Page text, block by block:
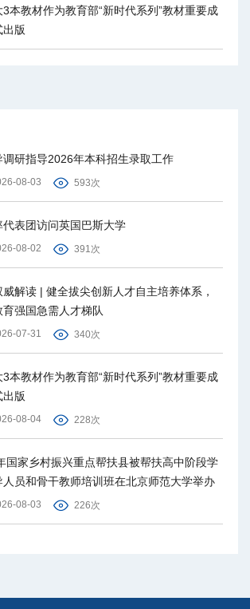
3本教材作为教育部“新时代系列”教材重要成
出版
调研指导2026年本科招生录取工作
08-03 593次
代表团访问英国巴斯大学
08-02 391次
威解读 | 健全拔尖创新人才自主培养体系，
育强国急需人才梯队
07-31 340次
3本教材作为教育部“新时代系列”教材重要成
出版
08-04 228次
国家乡村振兴重点帮扶县被帮扶高中阶段学
人员和骨干教师培训班在北京师范大学举办
08-03 226次